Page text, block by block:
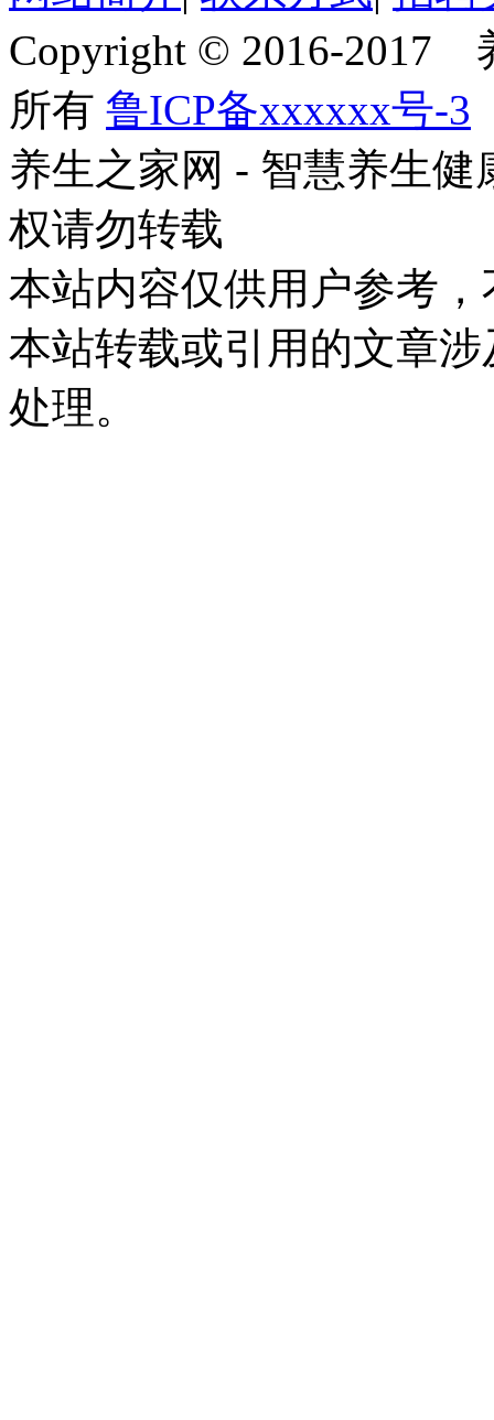
Copyright © 2016-2017
所有 鲁ICP备xxxxxx号-3
养生之家网 - 智慧养生
权请勿转载
本站内容仅供用户参考
本站转载或引用的文章
处理。